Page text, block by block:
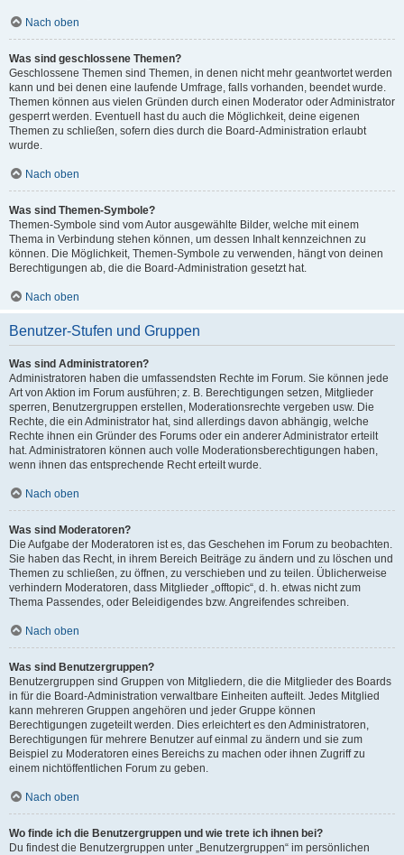
Nach oben
Was sind geschlossene Themen?
Geschlossene Themen sind Themen, in denen nicht mehr geantwortet werden
kann und bei denen eine laufende Umfrage, falls vorhanden, beendet wurde.
Themen können aus vielen Gründen durch einen Moderator oder Administrator
gesperrt werden. Eventuell hast du auch die Möglichkeit, deine eigenen
Themen zu schließen, sofern dies durch die Board-Administration erlaubt
wurde.
Nach oben
Was sind Themen-Symbole?
Themen-Symbole sind vom Autor ausgewählte Bilder, welche mit einem
Thema in Verbindung stehen können, um dessen Inhalt kennzeichnen zu
können. Die Möglichkeit, Themen-Symbole zu verwenden, hängt von deinen
Berechtigungen ab, die die Board-Administration gesetzt hat.
Nach oben
Benutzer-Stufen und Gruppen
Was sind Administratoren?
Administratoren haben die umfassendsten Rechte im Forum. Sie können jede
Art von Aktion im Forum ausführen; z. B. Berechtigungen setzen, Mitglieder
sperren, Benutzergruppen erstellen, Moderationsrechte vergeben usw. Die
Rechte, die ein Administrator hat, sind allerdings davon abhängig, welche
Rechte ihnen ein Gründer des Forums oder ein anderer Administrator erteilt
hat. Administratoren können auch volle Moderationsberechtigungen haben,
wenn ihnen das entsprechende Recht erteilt wurde.
Nach oben
Was sind Moderatoren?
Die Aufgabe der Moderatoren ist es, das Geschehen im Forum zu beobachten.
Sie haben das Recht, in ihrem Bereich Beiträge zu ändern und zu löschen und
Themen zu schließen, zu öffnen, zu verschieben und zu teilen. Üblicherweise
verhindern Moderatoren, dass Mitglieder „offtopic“, d. h. etwas nicht zum
Thema Passendes, oder Beleidigendes bzw. Angreifendes schreiben.
Nach oben
Was sind Benutzergruppen?
Benutzergruppen sind Gruppen von Mitgliedern, die die Mitglieder des Boards
in für die Board-Administration verwaltbare Einheiten aufteilt. Jedes Mitglied
kann mehreren Gruppen angehören und jeder Gruppe können
Berechtigungen zugeteilt werden. Dies erleichtert es den Administratoren,
Berechtigungen für mehrere Benutzer auf einmal zu ändern und sie zum
Beispiel zu Moderatoren eines Bereichs zu machen oder ihnen Zugriff zu
einem nichtöffentlichen Forum zu geben.
Nach oben
Wo finde ich die Benutzergruppen und wie trete ich ihnen bei?
Du findest die Benutzergruppen unter „Benutzergruppen“ im persönlichen